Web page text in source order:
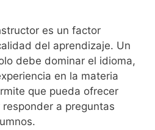
es un factor
del aprendizaje. Un
debe dominar el idioma,
en la materia
que pueda ofrecer
a preguntas